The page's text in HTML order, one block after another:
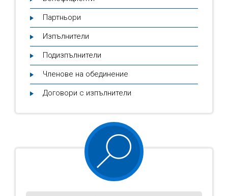
Партньори
Изпълнители
Подизпълнители
Членове на обединение
Договори с изпълнители